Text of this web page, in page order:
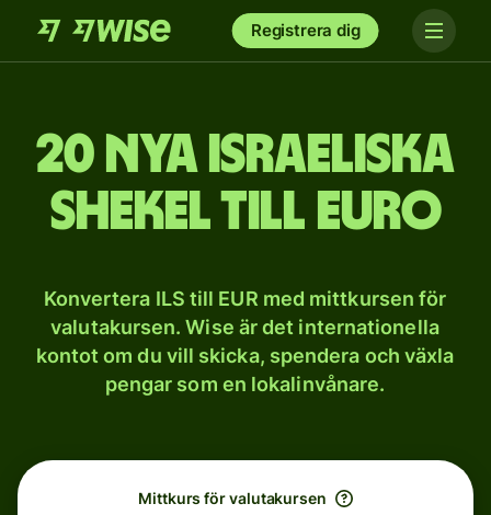
Registrera dig
20 nya israeliska
shekel till euro
Konvertera ILS till EUR med mittkursen för
valutakursen. Wise är det internationella
kontot om du vill skicka, spendera och växla
pengar som en lokalinvånare.
Mittkurs för valutakursen